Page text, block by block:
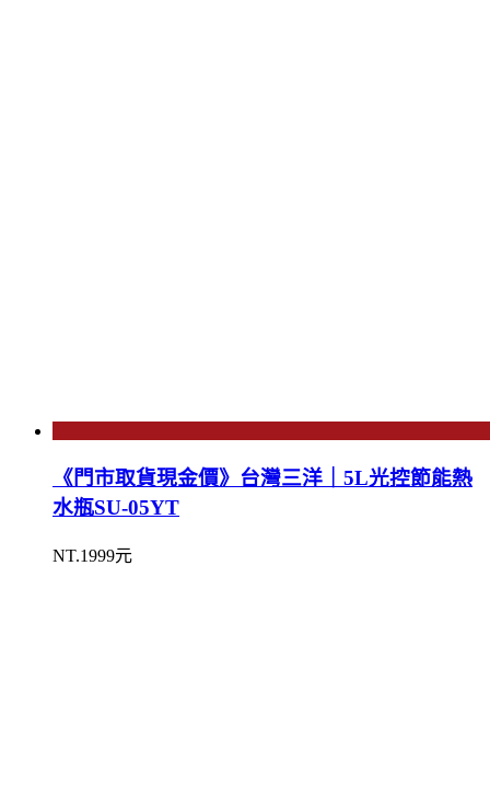
《門市取貨現金價》台灣三洋｜5L光控節能熱
水瓶SU-05YT
NT.1999元